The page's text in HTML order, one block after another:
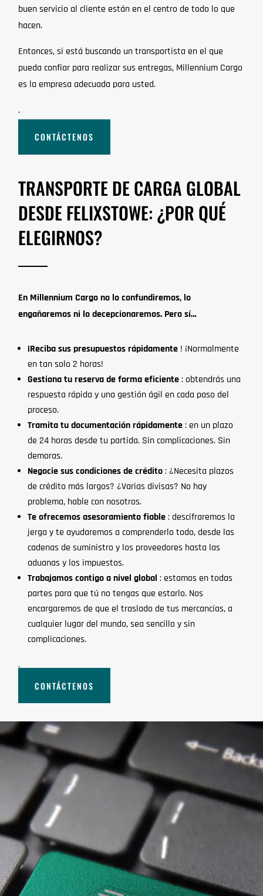
buen servicio al cliente están en el centro de todo lo que
hacen.
Entonces, si está buscando un transportista en el que
pueda confiar para realizar sus entregas, Millennium Cargo
es la empresa adecuada para usted.
.
CONTÁCTENOS
TRANSPORTE DE CARGA GLOBAL
DESDE FELIXSTOWE: ¿POR QUÉ
ELEGIRNOS?
En Millennium Cargo no lo confundiremos, lo
engañaremos ni lo decepcionaremos. Pero sí…
¡Reciba sus presupuestos rápidamente ! ¡Normalmente
en tan solo 2 horas!
Gestiona tu reserva de forma eficiente : obtendrás una
respuesta rápida y una gestión ágil en cada paso del
proceso.
Tramita tu documentación rápidamente : en un plazo
de 24 horas desde tu partida. Sin complicaciones. Sin
demoras.
Negocie sus condiciones de crédito : ¿Necesita plazos
de crédito más largos? ¿Varias divisas? No hay
problema, hable con nosotros.
Te ofrecemos asesoramiento fiable : descifraremos la
jerga y te ayudaremos a comprenderlo todo, desde las
cadenas de suministro y los proveedores hasta las
aduanas y los impuestos.
Trabajamos contigo a nivel global : estamos en todas
partes para que tú no tengas que estarlo. Nos
encargaremos de que el traslado de tus mercancías, a
cualquier lugar del mundo, sea sencillo y sin
complicaciones.
.
CONTÁCTENOS